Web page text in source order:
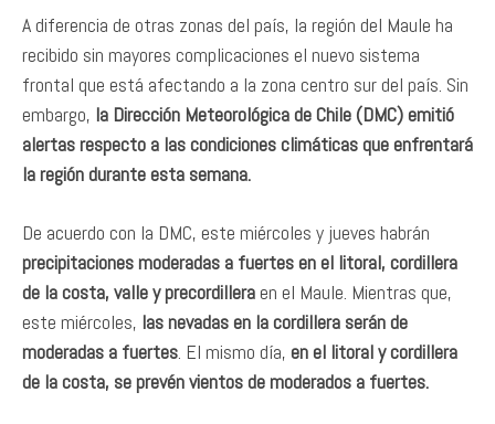
A diferencia de otras zonas del país, la región del Maule ha
recibido sin mayores complicaciones el nuevo sistema
frontal que está afectando a la zona centro sur del país. Sin
embargo, la Dirección Meteorológica de Chile (DMC) emitió
alertas respecto a las condiciones climáticas que enfrentará
la región durante esta semana.
De acuerdo con la DMC, este miércoles y jueves habrán
precipitaciones moderadas a fuertes en el litoral, cordillera
de la costa, valle y precordilleraen el Maule. Mientras que,
este miércoles, las nevadas en la cordillera serán de
moderadas a fuertes . El mismo día, en el litoral y cordillera
de la costa, se prevén vientos de moderados a fuertes.